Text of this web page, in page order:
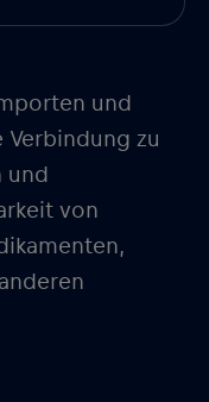
und
Verbindung zu
und
von